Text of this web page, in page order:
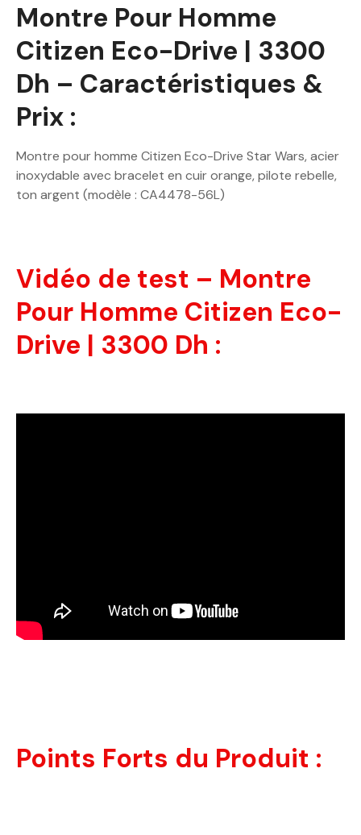
Montre Pour Homme
Citizen Eco-Drive | 3300
Dh – Caractéristiques &
Prix :
Montre pour homme Citizen Eco-Drive Star Wars, acier
inoxydable avec bracelet en cuir orange, pilote rebelle,
ton argent (modèle : CA4478-56L)
Vidéo de test – Montre
Pour Homme Citizen Eco-
Drive | 3300 Dh :
Points Forts du Produit :